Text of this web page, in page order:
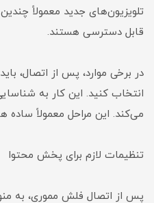
قابل دسترسی هستند.
در برخی موارد، پس از اتصال،
انتخاب کنید. این کار به
می‌کند. این مراحل معمولاً ساده
تنظیمات لازم برای پخش محتوا
پس از اتصال فلش مموری، به